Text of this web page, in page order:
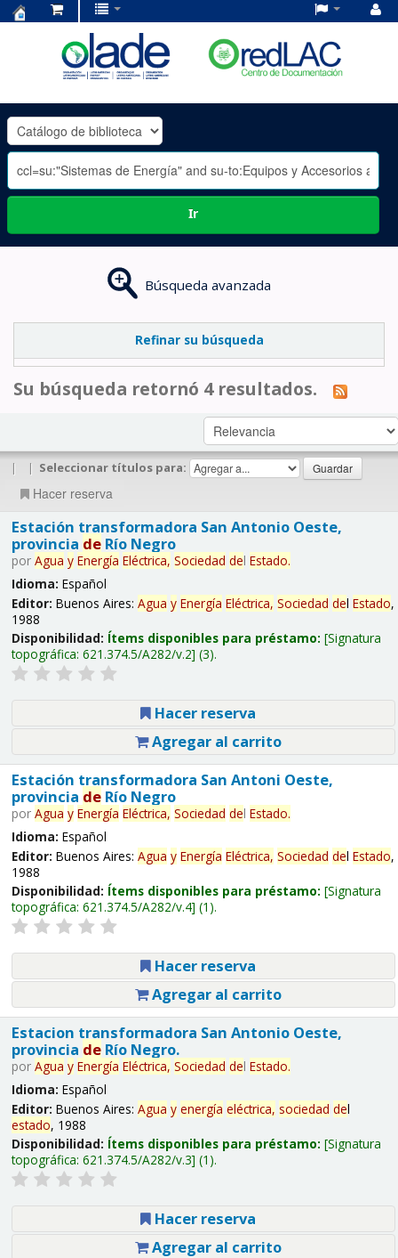
OLADE
-
Ir
Búsqueda avanzada
Refinar su búsqueda
Su búsqueda retornó 4 resultados.
| | Seleccionar títulos para:
Hacer reserva
Estación transformadora San Antonio Oeste,
provincia deRío Negro
por Agua y Energía Eléctrica, Sociedad del Estado.
Idioma: Español
Editor: Buenos Aires: Agua y Energía Eléctrica, Sociedad del Estado,
1988
Disponibilidad: Ítems disponibles para préstamo: Signatura
topográfica: 621.374.5/A282/v.2 (3).
Hacer reserva
Agregar al carrito
Estación transformadora San Antoni Oeste,
provincia deRío Negro
por Agua y Energía Eléctrica, Sociedad del Estado.
Idioma: Español
Editor: Buenos Aires: Agua y Energía Eléctrica, Sociedad del Estado,
1988
Disponibilidad: Ítems disponibles para préstamo: Signatura
topográfica: 621.374.5/A282/v.4 (1).
Hacer reserva
Agregar al carrito
Estacion transformadora San Antonio Oeste,
provincia deRío Negro.
por Agua y Energía Eléctrica, Sociedad del Estado.
Idioma: Español
Editor: Buenos Aires: Agua y energía eléctrica, sociedad del
estado, 1988
Disponibilidad: Ítems disponibles para préstamo: Signatura
topográfica: 621.374.5/A282/v.3 (1).
Hacer reserva
Agregar al carrito